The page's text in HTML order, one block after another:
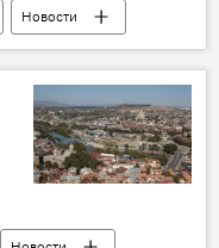
Новости
АР